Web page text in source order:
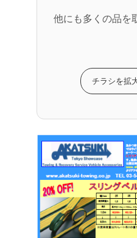
他にも多くの品を
チラシを拡